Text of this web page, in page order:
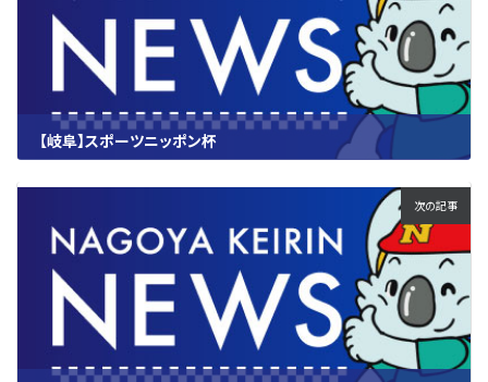
【岐阜】スポーツニッポン杯
2025.10.02
次の記事